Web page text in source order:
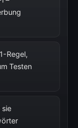
Regel,
Testen
sie